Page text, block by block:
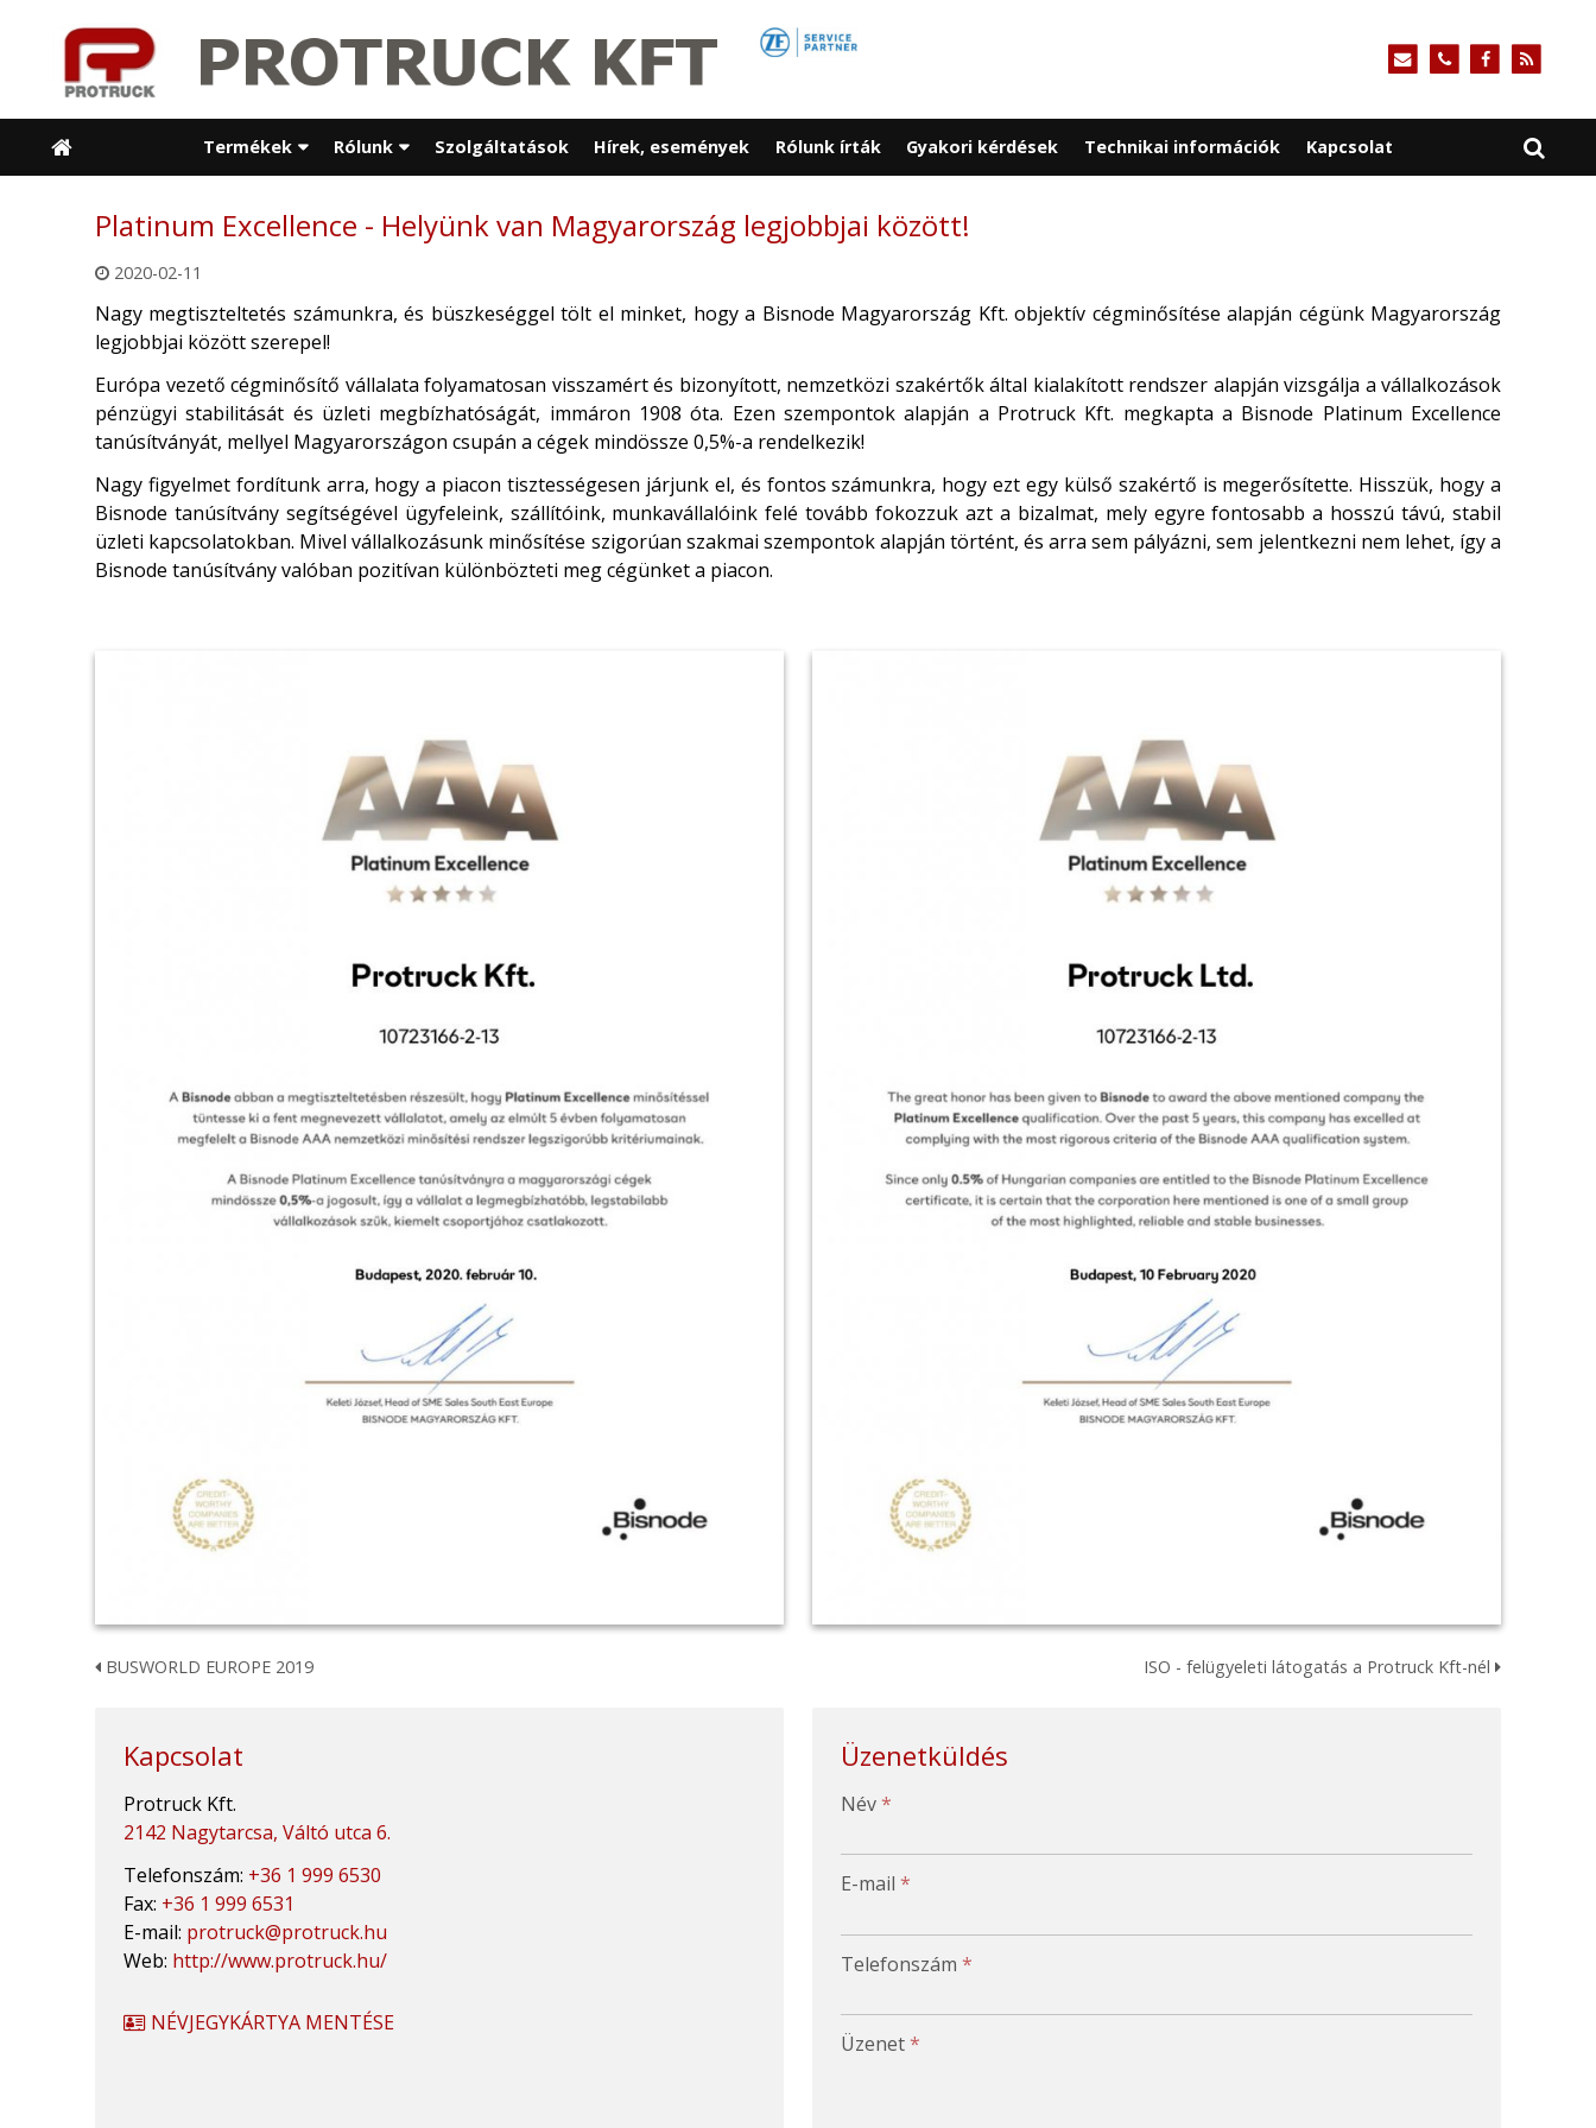
Termékek Rólunk Szolgáltatások Hírek, események Rólunk írták Gyakori kérdések Technikai információk Kapcsolat
Platinum Excellence - Helyünk van Magyarország legjobbjai között!
2020-02-11
Nagy megtiszteltetés számunkra, és büszkeséggel tölt el minket, hogy a Bisnode Magyarország Kft. objektív cégminősítése alapján cégünk Magyarország
legjobbjai között szerepel!
Európa vezető cégminősítő vállalata folyamatosan visszamért és bizonyított, nemzetközi szakértők által kialakított rendszer alapján vizsgálja a vállalkozások
pénzügyi stabilitását és üzleti megbízhatóságát, immáron 1908 óta. Ezen szempontok alapján a Protruck Kft. megkapta a Bisnode Platinum Excellence
tanúsítványát, mellyel Magyarországon csupán a cégek mindössze 0,5%-a rendelkezik!
Nagy figyelmet fordítunk arra, hogy a piacon tisztességesen járjunk el, és fontos számunkra, hogy ezt egy külső szakértő is megerősítette. Hisszük, hogy a
Bisnode tanúsítvány segítségével ügyfeleink, szállítóink, munkavállalóink felé tovább fokozzuk azt a bizalmat, mely egyre fontosabb a hosszú távú, stabil
üzleti kapcsolatokban. Mivel vállalkozásunk minősítése szigorúan szakmai szempontok alapján történt, és arra sem pályázni, sem jelentkezni nem lehet, így a
Bisnode tanúsítvány valóban pozitívan különbözteti meg cégünket a piacon.
BUSWORLD EUROPE 2019 ISO - felügyeleti látogatás a Protruck Kft-nél
Kapcsolat
Protruck Kft.
2142 Nagytarcsa, Váltó utca 6.
Telefonszám: +36 1 999 6530
Fax: +36 1 999 6531
E-mail: protruck@protruck.hu
Web: http://www.protruck.hu/
NÉVJEGYKÁRTYA MENTÉSE
Üzenetküldés
-
Név*
E-mail *
Telefonszám *
Üzenet*